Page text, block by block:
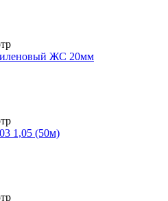
ЖС 20мм
1,05 (50м)